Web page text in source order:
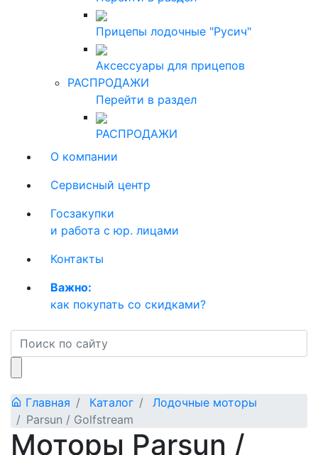
Прицепы лодочные "Русич"
Аксессуары для прицепов
РАСПРОДАЖИ
Перейти в раздел
РАСПРОДАЖИ
О компании
Сервисный центр
Госзакупки
и работа с юр. лицами
Контакты
Важно:
как покупать со скидками?
Главная Каталог
Лодочные моторы
Parsun / Golfstream
Моторы Parsun /